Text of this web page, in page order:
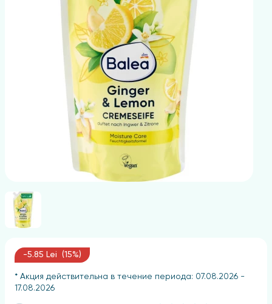
-5.85 Lei (15%)
* Акция действительна в течение периода: 07.08.2026 -
17.08.2026